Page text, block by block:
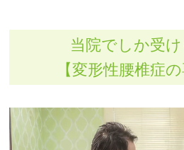
当院でしか受
【変形性腰椎症